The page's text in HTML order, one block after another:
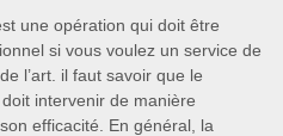
une opération qui doit être
si vous voulez un service de
l’art. il faut savoir que le
intervenir de manière
efficacité. En général, la